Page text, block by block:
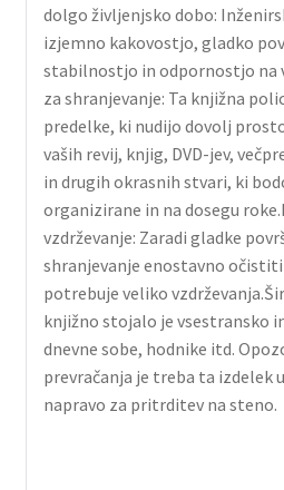
dolgo življenjsko dobo:
izjemno kakovostjo, gladko
stabilnostjo in odpornostjo na
za shranjevanje: Ta knjižna
predelke, ki nudijo dovolj
vaših revij, knjig, DVD-jev,
in drugih okrasnih stvari, ki
organizirane in na dosegu
vzdrževanje: Zaradi gladke
shranjevanje enostavno
potrebuje veliko
knjižno stojalo je vsestransko
dnevne sobe, hodnike itd.
prevračanja je treba ta izdelek
napravo za pritrditev na steno.